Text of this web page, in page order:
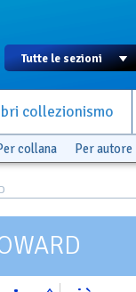
collezionismo
collana Per autore